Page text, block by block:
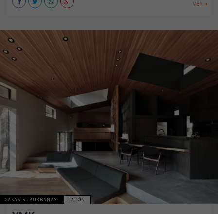
VER +
CASAS SUBURBANAS JAPÓN